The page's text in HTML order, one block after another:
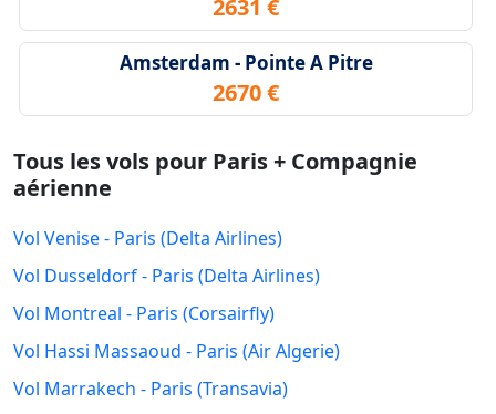
2631 €
Amsterdam - Pointe A Pitre
2670 €
Tous les vols pour Paris + Compagnie
aérienne
Vol Venise - Paris (Delta Airlines)
Vol Dusseldorf - Paris (Delta Airlines)
Vol Montreal - Paris (Corsairfly)
Vol Hassi Massaoud - Paris (Air Algerie)
Vol Marrakech - Paris (Transavia)